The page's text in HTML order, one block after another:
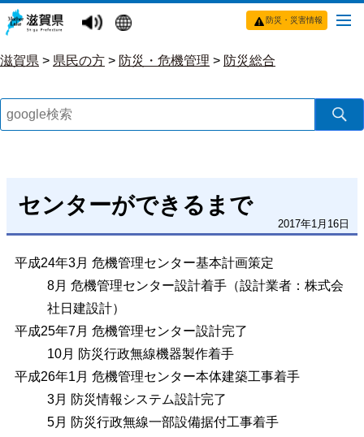
防災・災害情報
滋賀県 > 県民の方 > 防災・危機管理 > 防災総合
センターができるまで
2017年1月16日
平成24年3月 危機管理センター基本計画策定
8月 危機管理センター設計着手（設計業者：株式会
社日建設計）
平成25年7月 危機管理センター設計完了
10月 防災行政無線機器製作着手
平成26年1月 危機管理センター本体建築工事着手
3月 防災情報システム設計完了
5月 防災行政無線一部設備据付工事着手